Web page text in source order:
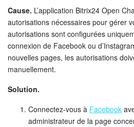
Réservation en ligne
CoPilot - IA dans Bitrix24
Signature électronique
Signature électronique pour
Analytique
Cause. L’application Bitrix24 Open
autorisations nécessaires pour gérer
autorisations sont configurées
connexion de Facebook ou
nouvelles pages, les autorisations
manuellement.
Solution.
Connectez-vous à Facebook
administrateur de la page